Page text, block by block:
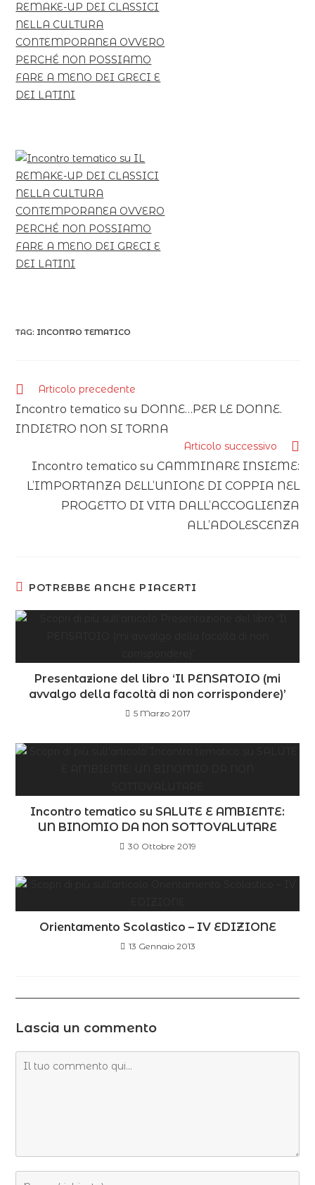
TAG: INCONTRO TEMATICO
Articolo precedente
Incontro tematico su DONNE…PER LE DONNE.
INDIETRO NON SI TORNA
Articolo successivo
Incontro tematico su CAMMINARE INSIEME:
L’IMPORTANZA DELL’UNIONE DI COPPIA NEL
PROGETTO DI VITA DALL’ACCOGLIENZA
ALL’ADOLESCENZA
POTREBBE ANCHE PIACERTI
Presentazione del libro ‘Il PENSATOIO (mi
avvalgo della facoltà di non corrispondere)’
5 Marzo 2017
Incontro tematico su SALUTE E AMBIENTE:
UN BINOMIO DA NON SOTTOVALUTARE
30 Ottobre 2019
Orientamento Scolastico – IV EDIZIONE
13 Gennaio 2013
Lascia un commento